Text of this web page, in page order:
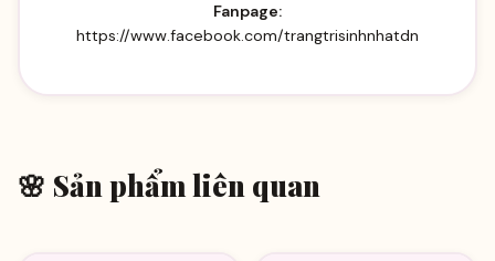
Fanpage:
https://www.facebook.com/trangtrisinhnhatdn
🌸 Sản phẩm liên quan